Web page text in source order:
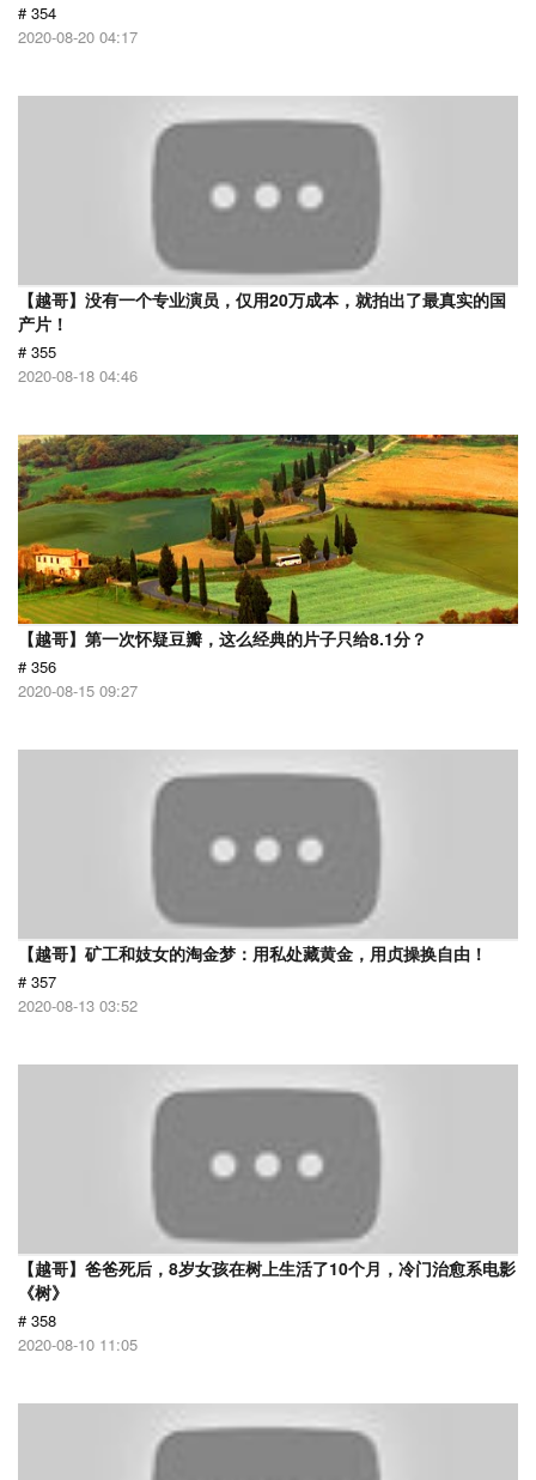
# 354
2020-08-20 04:17
【越哥】没有一个专业演员，仅用20万成本，就拍出了最真实的国
产片！
# 355
2020-08-18 04:46
【越哥】第一次怀疑豆瓣，这么经典的片子只给8.1分？
# 356
2020-08-15 09:27
【越哥】矿工和妓女的淘金梦：用私处藏黄金，用贞操换自由！
# 357
2020-08-13 03:52
【越哥】爸爸死后，8岁女孩在树上生活了10个月，冷门治愈系电影
《树》
# 358
2020-08-10 11:05